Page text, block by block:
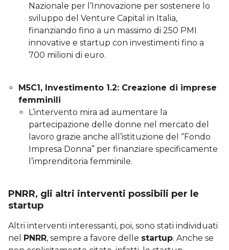
Nazionale per l’Innovazione per sostenere lo
sviluppo del Venture Capital in Italia,
finanziando fino a un massimo di 250 PMI
innovative e startup con investimenti fino a
700 milioni di euro.
M5C1, Investimento 1.2: Creazione di imprese
femminili
L’intervento mira ad aumentare la
partecipazione delle donne nel mercato del
lavoro grazie anche all’istituzione del “Fondo
Impresa Donna” per finanziare specificamente
l’imprenditoria femminile.
PNRR, gli altri interventi possibili per le
startup
Altri interventi interessanti, poi, sono stati individuati
nel PNRR, sempre a favore delle startup. Anche se